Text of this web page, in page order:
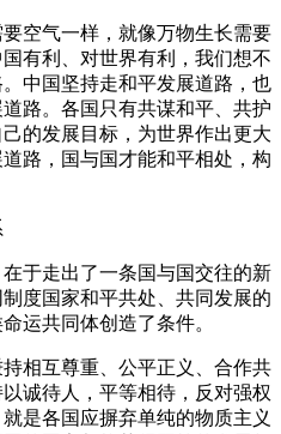
气一样，就像万物生长需要
有利、对世界有利，我们想不
中国坚持走和平发展道路，也
路。各国只有共谋和平、共护
的发展目标，为世界作出更大
路，国与国才能和平相处，构
走出了一条国与国交往的新
度国家和平共处、共同发展的
运共同体创造了条件。
互尊重、公平正义、合作共
诚待人，平等相待，反对强权
是各国应摒弃单纯的物质主义